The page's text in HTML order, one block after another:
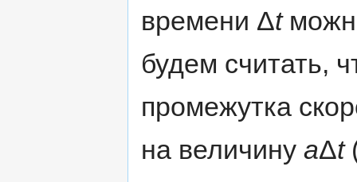
времени Δt
будем считать,
промежутка
на величину aΔt